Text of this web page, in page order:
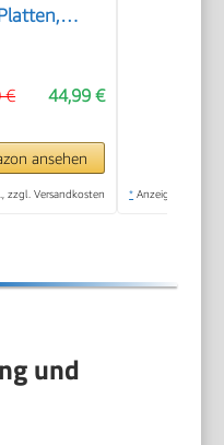
44,99 €
€
ansehen
zzgl. Versandkosten * Anzeige
und